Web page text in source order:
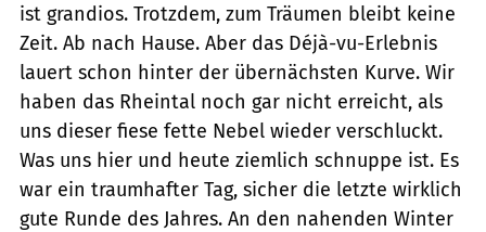
ist grandios. Trotzdem, zum Träumen bleibt keine
Zeit. Ab nach Hause. Aber das Déjà-vu-Erlebnis
lauert schon hinter der übernächsten Kurve. Wir
haben das Rheintal noch gar nicht erreicht, als
uns dieser fiese fette Nebel wieder verschluckt.
Was uns hier und heute ziemlich schnuppe ist. Es
war ein traumhafter Tag, sicher die letzte wirklich
gute Runde des Jahres. An den nahenden Winter